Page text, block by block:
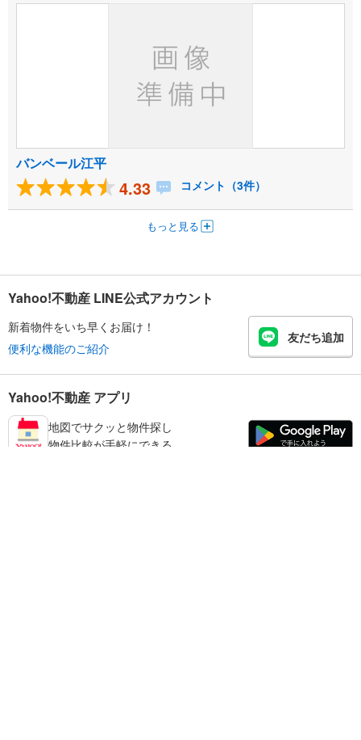
バンベール江平
4.33 コメント（3件）
もっと見る
Yahoo!不動産 LINE公式アカウント
新着物件をいち早くお届け！
便利な機能のご紹介
友だち追加
Yahoo!不動産 アプリ
地図でサクッと物件探し
物件比較が手軽にできる